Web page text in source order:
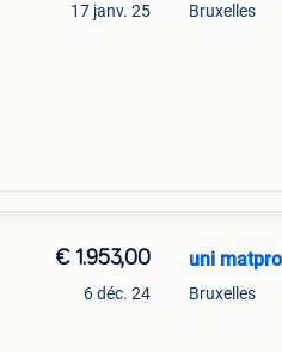
17 janv. 25 Bruxelles
€ 1.953,00
6 déc. 24
uni
Bruxelles